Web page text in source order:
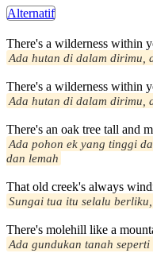
Alternatif
There's a wilderness within
Ada hutan di dalam dirimu,
There's a wilderness within
Ada hutan di dalam dirimu,
There's an oak tree tall and
Ada pohon ek yang tinggi
dan lemah
That old creek's always
Sungai tua itu selalu
There's molehill like a
Ada gundukan tanah